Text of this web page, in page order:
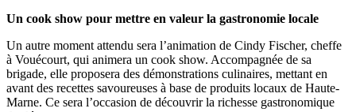
Un cook show pour mettre en valeur la gastronomie locale
Un autre moment attendu sera l’animation de Cindy Fischer, cheffe
à Vouécourt, qui animera un cook show. Accompagnée de sa
brigade, elle proposera des démonstrations culinaires, mettant en
avant des recettes savoureuses à base de produits locaux de Haute-
Marne. Ce sera l’occasion de découvrir la richesse gastronomique